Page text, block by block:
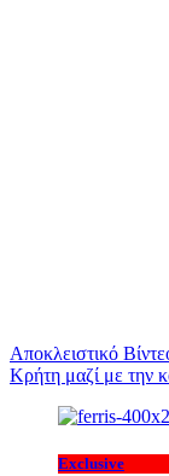
Αποκλειστικό
Κρήτη μαζί με την
Exclusive